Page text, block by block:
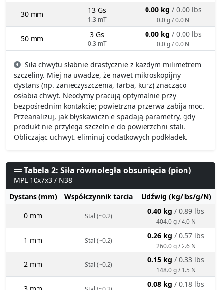
30 mm 13 Gs
1.3 mT
0.00 kg / 0.00 lbs
0.0 g / 0.0 N
50 mm 3 Gs
0.3 mT
0.00 kg / 0.00 lbs
0.0 g / 0.0 N
Siła chwytu słabnie drastycznie z każdym milimetrem
szczeliny. Miej na uwadze, że nawet mikroskopijny
dystans (np. zanieczyszczenia, farba, kurz) znacząco
osłabia chwyt. Neodymy pracują optymalnie przy
bezpośrednim kontakcie; powietrzna przerwa zabija moc.
Przeanalizuj, jak błyskawicznie spadają parametry, gdy
produkt nie przylega szczelnie do powierzchni stali.
Obliczając uchwyt, eliminuj dodatkowych podkładek.
Tabela 2: Siła równoległa obsunięcia (pion)
MPL 10x7x3 / N38
Dystans (mm)
Współczynnik tarcia Udźwig (kg/lbs/g/N)
0 mm Stal (~0.2)
0.40 kg / 0.89 lbs
404.0 g / 4.0 N
1 mm Stal (~0.2)
0.26 kg / 0.57 lbs
260.0 g / 2.6 N
2 mm Stal (~0.2)
0.15 kg / 0.33 lbs
148.0 g / 1.5 N
3 mm 0.08 kg / 0.18 lbs